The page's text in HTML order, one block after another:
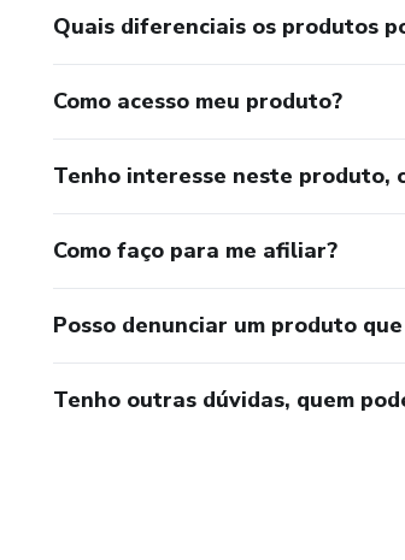
Quais diferenciais os produtos
Como acesso meu produto?
Tenho interesse neste produto,
Como faço para me afiliar?
Posso denunciar um produto
Tenho outras dúvidas, quem